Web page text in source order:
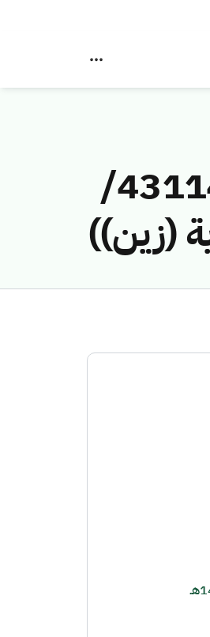
مخالفات نظام الاتصالات وتقنية المعلومات رقم (43114743/